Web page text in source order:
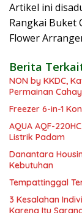
Artikel ini
Rangkai Buket
Flower
Berita
NON by KKDC,
Permainan
Freezer 6-in-1
AQUA AQF-
Listrik Padam
Danantara
Kebutuhan
Tempattinggal
3 Kesalahan
Karena Itu